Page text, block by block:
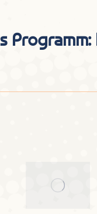
Programm: